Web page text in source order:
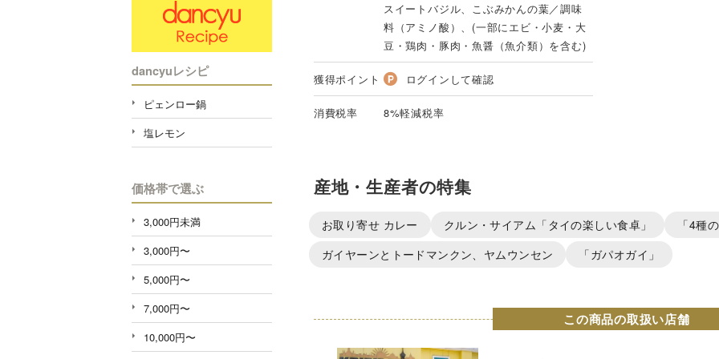
スイートバジル、こぶみかんの葉／調味
料（アミノ酸）、(一部にエビ・小麦・大
豆・鶏肉・豚肉・魚醤（魚介類）を含む)
獲得ポイント ログインして確認
消費税率 8%軽減税率
産地・生産者の特集
お取り寄せ カレー クルン・サイアム「タイの楽しい食卓」
「4種
ガイヤーンとトードマンクン、ヤムウンセン
「ガパオガイ」
この商品の取扱い店舗
dancyuレシピ
ピェンロー鍋
塩レモン
価格帯で選ぶ
3,000円未満
3,000円〜
5,000円〜
7,000円〜
10,000円〜